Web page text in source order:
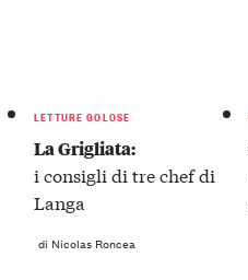
LETTURE GOLOSE
La Grigliata:
i consigli di tre chef di
Langa
di Nicolas Roncea